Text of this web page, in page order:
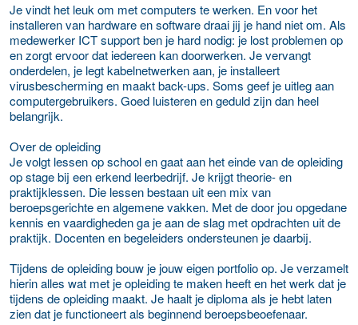
Je vindt het leuk om met computers te werken. En voor het
installeren van hardware en software draai jij je hand niet om. Als
medewerker ICT support ben je hard nodig: je lost problemen op
en zorgt ervoor dat iedereen kan doorwerken. Je vervangt
onderdelen, je legt kabelnetwerken aan, je installeert
virusbescherming en maakt back-ups. Soms geef je uitleg aan
computergebruikers. Goed luisteren en geduld zijn dan heel
belangrijk.
Over de opleiding
Je volgt lessen op school en gaat aan het einde van de opleiding
op stage bij een erkend leerbedrijf. Je krijgt theorie- en
praktijklessen. Die lessen bestaan uit een mix van
beroepsgerichte en algemene vakken. Met de door jou opgedane
kennis en vaardigheden ga je aan de slag met opdrachten uit de
praktijk. Docenten en begeleiders ondersteunen je daarbij.
Tijdens de opleiding bouw je jouw eigen portfolio op. Je verzamelt
hierin alles wat met je opleiding te maken heeft en het werk dat je
tijdens de opleiding maakt. Je haalt je diploma als je hebt laten
zien dat je functioneert als beginnend beroepsbeoefenaar.